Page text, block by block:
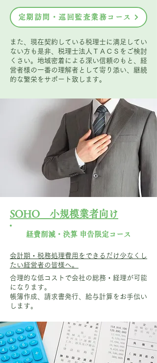
定期訪問・巡回監査業務コース
また、現在契約している税理士に満足してい
ない方も是非、税理士法人ＴＡＣＳをご検討
くさい。地域密着による深い信頼のもと、経
営者様の一番の理解者として寄り添い、継続
的な繁栄をサポート致します。
SOHO 小規模業者向け
経費削減・決算 申告限定コース
会計期・税務処理費用をできるだけ少なくし
たい経営者の皆様へ。
合理的な低コストで会社の総務・経理が可能
になります。
帳簿作成、請求書発行、給与計算をお手伝い
します。